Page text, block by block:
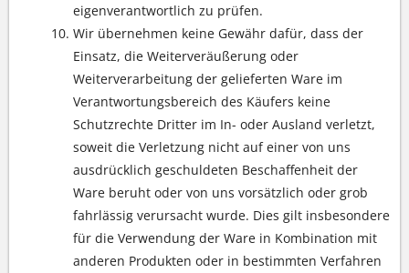
eigenverantwortlich zu prüfen.
Wir übernehmen keine Gewähr dafür, dass der
Einsatz, die Weiterveräußerung oder
Weiterverarbeitung der gelieferten Ware im
Verantwortungsbereich des Käufers keine
Schutzrechte Dritter im In- oder Ausland verletzt,
soweit die Verletzung nicht auf einer von uns
ausdrücklich geschuldeten Beschaffenheit der
Ware beruht oder von uns vorsätzlich oder grob
fahrlässig verursacht wurde. Dies gilt insbesondere
für die Verwendung der Ware in Kombination mit
anderen Produkten oder in bestimmten Verfahren